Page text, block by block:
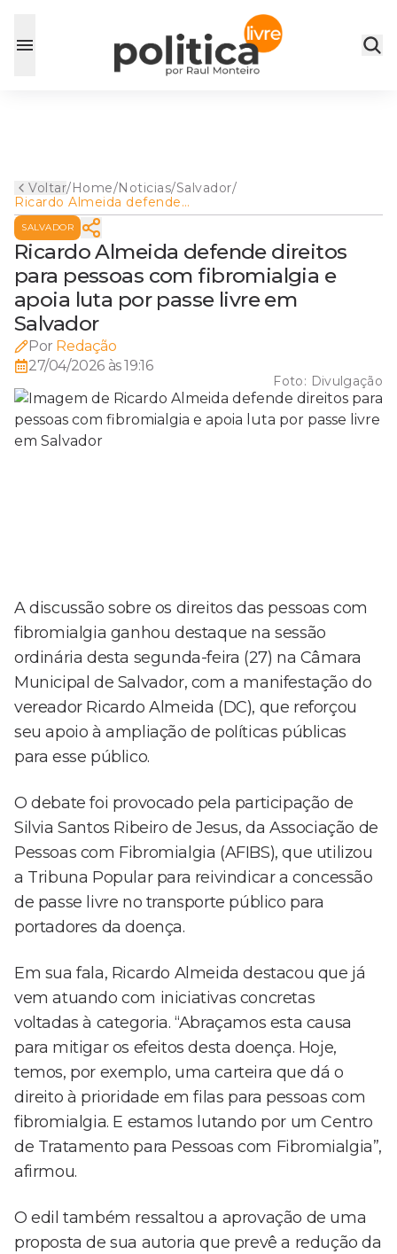
Voltar/Home/Noticias/Salvador/
Ricardo Almeida defende
direitos para pessoas com
fibromialgia e apoia luta por
passe livre em Salvador
SALVADOR
Ricardo Almeida defende direitos
para pessoas com fibromialgia e
apoia luta por passe livre em
Salvador
Por Redação
27/04/2026 às 19:16
Foto: Divulgação
A discussão sobre os direitos das pessoas com
fibromialgia ganhou destaque na sessão
ordinária desta segunda-feira (27) na Câmara
Municipal de Salvador, com a manifestação do
vereador Ricardo Almeida (DC), que reforçou
seu apoio à ampliação de políticas públicas
para esse público.
O debate foi provocado pela participação de
Silvia Santos Ribeiro de Jesus, da Associação de
Pessoas com Fibromialgia (AFIBS), que utilizou
a Tribuna Popular para reivindicar a concessão
de passe livre no transporte público para
portadores da doença.
Em sua fala, Ricardo Almeida destacou que já
vem atuando com iniciativas concretas
voltadas à categoria. “Abraçamos esta causa
para mitigar os efeitos desta doença. Hoje,
temos, por exemplo, uma carteira que dá o
direito à prioridade em filas para pessoas com
fibromialgia. E estamos lutando por um Centro
de Tratamento para Pessoas com Fibromialgia”,
afirmou.
O edil também ressaltou a aprovação de uma
proposta de sua autoria que prevê a redução da